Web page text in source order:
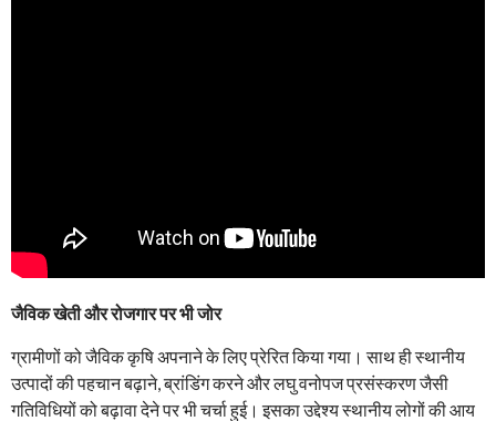
जैविक खेती और रोजगार पर भी जोर
ग्रामीणों को जैविक कृषि अपनाने के लिए प्रेरित किया गया। साथ ही स्थानीय
उत्पादों की पहचान बढ़ाने, ब्रांडिंग करने और लघु वनोपज प्रसंस्करण जैसी
गतिविधियों को बढ़ावा देने पर भी चर्चा हुई। इसका उद्देश्य स्थानीय लोगों की आय